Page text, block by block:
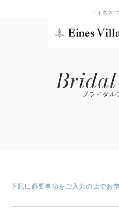
アイネス
ブライダル
下記に必要事項をご入力の上でお